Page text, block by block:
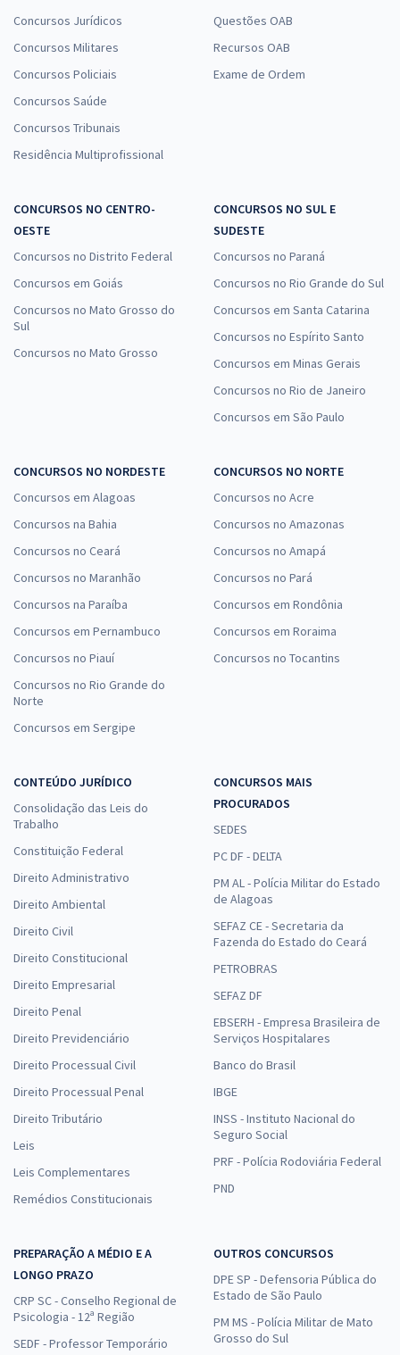
Concursos Jurídicos
Concursos Militares
Concursos Policiais
Concursos Saúde
Concursos Tribunais
Residência Multiprofissional
Questões OAB
Recursos OAB
Exame de Ordem
CONCURSOS NO CENTRO-
OESTE
Concursos no Distrito Federal
Concursos em Goiás
Concursos no Mato Grosso do
Sul
Concursos no Mato Grosso
CONCURSOS NO SUL E
SUDESTE
Concursos no Paraná
Concursos no Rio Grande do Sul
Concursos em Santa Catarina
Concursos no Espírito Santo
Concursos em Minas Gerais
Concursos no Rio de Janeiro
Concursos em São Paulo
CONCURSOS NO NORDESTE
Concursos em Alagoas
Concursos na Bahia
Concursos no Ceará
Concursos no Maranhão
Concursos na Paraíba
Concursos em Pernambuco
Concursos no Piauí
Concursos no Rio Grande do
Norte
Concursos em Sergipe
CONCURSOS NO NORTE
Concursos no Acre
Concursos no Amazonas
Concursos no Amapá
Concursos no Pará
Concursos em Rondônia
Concursos em Roraima
Concursos no Tocantins
CONTEÚDO JURÍDICO
Consolidação das Leis do
Trabalho
Constituição Federal
Direito Administrativo
Direito Ambiental
Direito Civil
Direito Constitucional
Direito Empresarial
Direito Penal
Direito Previdenciário
Direito Processual Civil
Direito Processual Penal
Direito Tributário
Leis
Leis Complementares
Remédios Constitucionais
CONCURSOS MAIS
PROCURADOS
SEDES
PC DF - DELTA
PM AL - Polícia Militar do Estado
de Alagoas
SEFAZ CE - Secretaria da
Fazenda do Estado do Ceará
PETROBRAS
SEFAZ DF
EBSERH - Empresa Brasileira de
Serviços Hospitalares
Banco do Brasil
IBGE
INSS - Instituto Nacional do
Seguro Social
PRF - Polícia Rodoviária Federal
PND
PREPARAÇÃO A MÉDIO E A
LONGO PRAZO
CRP SC - Conselho Regional de
Psicologia - 12ª Região
SEDF - Professor Temporário
OUTROS CONCURSOS
DPE SP - Defensoria Pública do
Estado de São Paulo
PM MS - Polícia Militar de Mato
Grosso do Sul